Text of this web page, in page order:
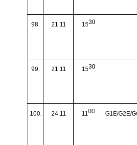
98. 21.11 1530
99. 21.11 1530
100. 24.11 1100 G1E/G2E/